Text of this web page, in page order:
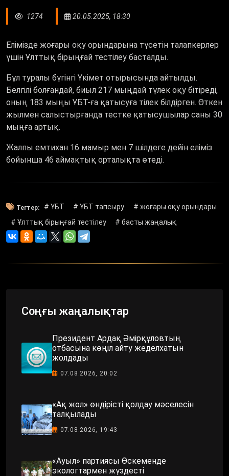
1274 20.05.2025, 18:30
Елімізде жоғары оқу орындарына түсетін талапкерлер
үшін Ұлттық бірыңғай тестілеу басталды.
Бұл туралы бүгінгі Үкімет отырысында айтылды.
Белгілі болғандай, биыл 217 мыңдай түлек оқу бітіреді,
оның 183 мыңы ҰБТ-ға қатысуға тілек білдірген. Өткен
жылмен салыстырғанда тестке қатысушылар саны 30
мыңға артық.
Жалпы емтихан 16 мамыр мен 7 шілдеге дейін еліміз
бойынша 46 аймақтық орталықта өтеді.
Тегтер: # ҰБТ # ҰБТ тапсыру
# жоғары оқу орындары
# Ұлттық бірыңғай тестілеу
# басты жаңалық
Соңғы жаңалықтар
Президент Ардақ Әмірқұловтың
отбасына көңіл айту жеделхатын
жолдады
07.08.2026, 20:02
«Ақ жол» өндірісті қолдау мәселесін
талқылады
07.08.2026, 19:43
«Ауыл» партиясы Өскеменде
экологтармен жүздесті